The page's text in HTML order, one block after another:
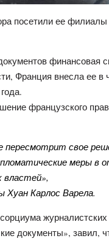
посетили ее филиалы
финансовая
Франция внесла ее
французского
пересмотрит свое
меры в
властей»,
Хуан Карлос Варела.
документы», завил,